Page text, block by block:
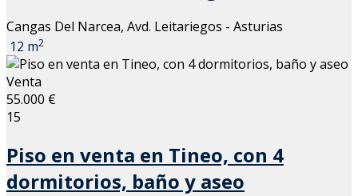
Cangas Del Narcea, Avd. Leitariegos - Asturias
12 m2
Venta
55.000 €
15
Piso en venta en Tineo, con 4
dormitorios, baño y aseo